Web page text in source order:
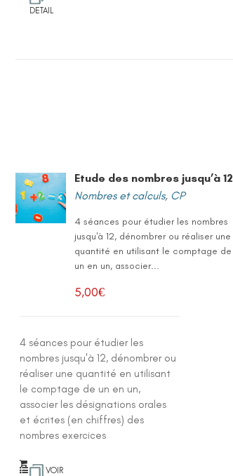
DETAIL
Etude des nombres jusqu’à 12
Nombres et calculs, CP
4 séances pour étudier les nombres
jusqu'à 12, dénombrer ou réaliser une
quantité en utilisant le comptage de
un en un, associer...
5,00€
4 séances pour étudier les
nombres jusqu'à 12, dénombrer ou
réaliser une quantité en utilisant
le comptage de un en un,
associer les désignations orales
et écrites (en chiffres) des
nombres exercices
VOIR